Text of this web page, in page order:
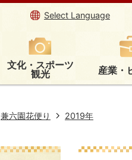
Select Language
文化・スポーツ
観光 産業・
兼六園花便り
2019年